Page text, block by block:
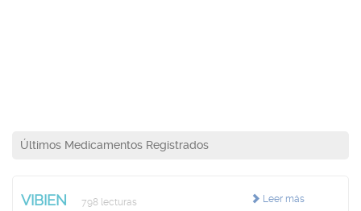
Últimos Medicamentos Registrados
Leer más
VIBIEN 798 lecturas